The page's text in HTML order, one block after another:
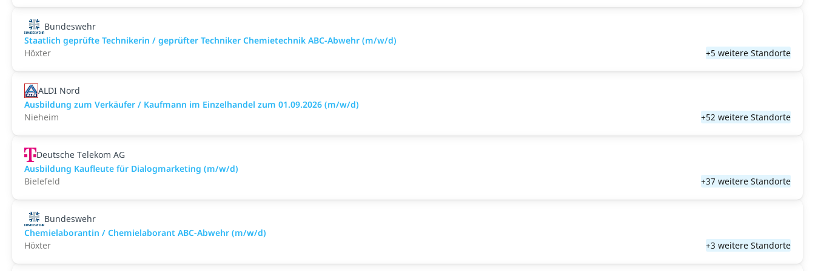
Bundeswehr
Staatlich geprüfte Technikerin / geprüfter Techniker Chemietechnik ABC-Abwehr (m/w/d)
Höxter
+5 weitere Standorte
ALDI Nord
Ausbildung zum Verkäufer / Kaufmann im Einzelhandel zum 01.09.2026 (m/w/d)
Nieheim
+52 weitere Standorte
Deutsche Telekom AG
Ausbildung Kaufleute für Dialogmarketing (m/w/d)
Bielefeld
+37 weitere Standorte
Bundeswehr
Chemielaborantin / Chemielaborant ABC-Abwehr (m/w/d)
Höxter
+3 weitere Standorte